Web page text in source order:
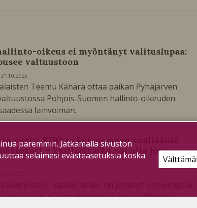
oikeus ei myöntänyt valituslupaa:
valtuustoon
31.10.2025
Teemu Kähärä ottaa paikan Pyhäjärven
Pohjois-Suomen hallinto-oikeuden
lainvoiman.
vaatii KHO:ta kumoamaan vaaliääniä
– käsittelyaika voi olla jopa
valituslupahakemuksen sekä valituksen
paremmin. Jatkamalla sivuston
selaimesi evästeasetuksia koska